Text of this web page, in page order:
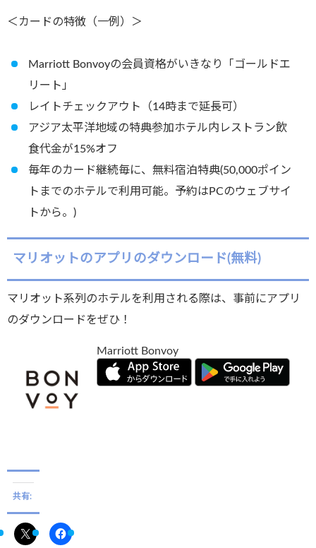
＜カードの特徴（一例）＞
Marriott Bonvoyの会員資格がいきなり「ゴールドエ
リート」
レイトチェックアウト（14時まで延長可）
アジア太平洋地域の特典参加ホテル内レストラン飲
食代金が15%オフ
毎年のカード継続毎に、無料宿泊特典(50,000ポイン
トまでのホテルで利用可能。予約はPCのウェブサイ
トから。)
マリオットのアプリのダウンロード(無料)
マリオット系列のホテルを利用される際は、事前にアプリ
のダウンロードをぜひ！
Marriott Bonvoy
共有: